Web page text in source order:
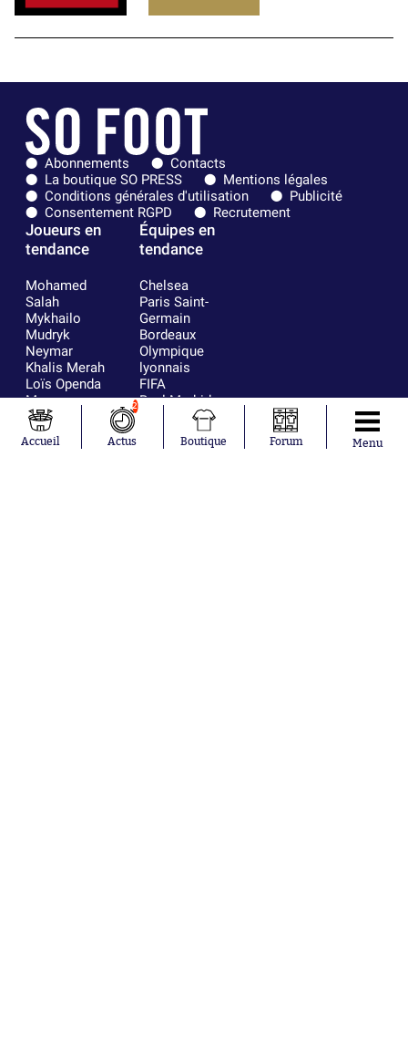
Abonnements
Contacts
La boutique SO PRESS
Mentions légales
Conditions générales d'utilisation
Publicité
Consentement RGPD
Recrutement
Joueurs en
tendance
Mohamed
Salah
Mykhailo
Mudryk
Neymar
Khalis Merah
Loïs Openda
Moussa
Niakhaté
Nicolás
Tagliafico
Équipes en
tendance
Chelsea
Paris Saint-
Germain
Bordeaux
Olympique
lyonnais
FIFA
Real Madrid
RC Strasbourg
France
Accueil
2
Actus Boutique Forum Menu